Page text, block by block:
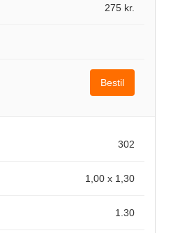
275 kr.
Bestil
302
1,00 x 1,30
1.30